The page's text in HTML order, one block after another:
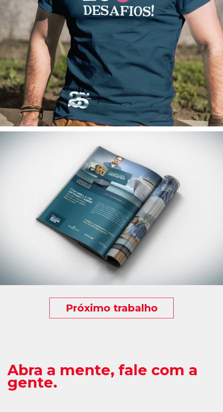
Próximo trabalho
Abra a mente, fale com a
gente.